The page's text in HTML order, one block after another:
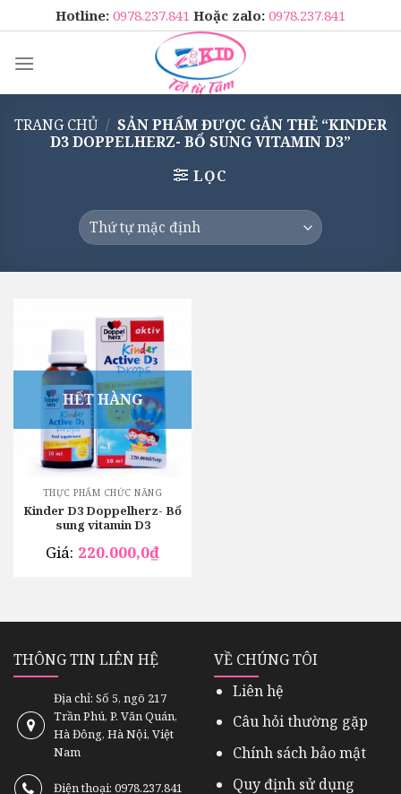
to
content
Hotline: 0978.237.841 Hoặc zalo: 0978.237.841
TRANG CHỦ / SẢN PHẨM ĐƯỢC GẮN THẺ “KINDER
D3 DOPPELHERZ- BỔ SUNG VITAMIN D3”
LỌC
HẾT HÀNG
THỰC PHẨM CHỨC NĂNG
Kinder D3 Doppelherz- Bổ
sung vitamin D3
Giá: 220.000,0₫
THÔNG TIN LIÊN HỆ
Địa chỉ: Số 5, ngõ 217
Trần Phú, P. Văn Quán,
Hà Đông, Hà Nội, Việt
Nam
Điện thoại: 0978.237.841
VỀ CHÚNG TÔI
Liên hệ
Câu hỏi thường gặp
Chính sách bảo mật
Quy định sử dụng